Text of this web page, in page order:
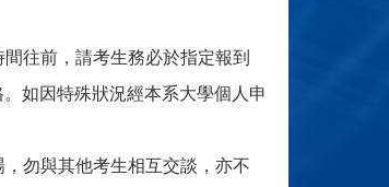
往前，請考生務必於指定報到
如因特殊狀況經本系大學個人申
勿與其他考生相互交談，亦不